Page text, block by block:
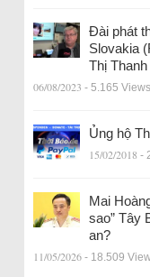
Đài phát
Slovakia
Thị
06/08/2023 - 5.165 Views
Ủng hộ
15/02/2018 -
Mai
sao” Tây
an?
11/05/2026 - 18.509